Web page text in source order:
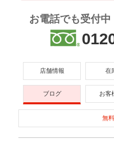
お電話でも受付中
店舗情報 在
ブログ お客
無